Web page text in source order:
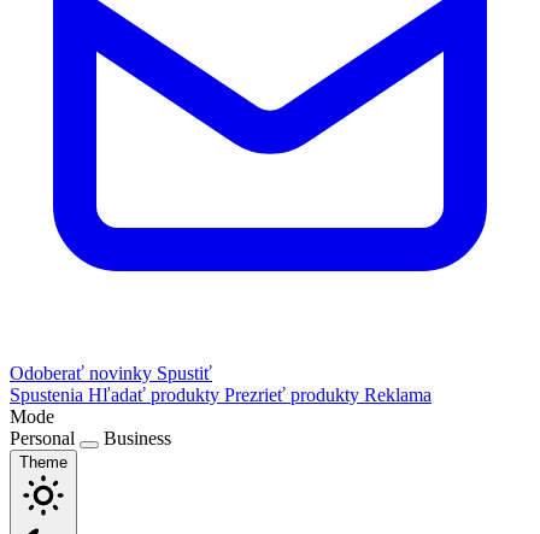
Odoberať novinky Spustiť
Spustenia Hľadať produkty Prezrieť produkty Reklama
Mode
Personal
Business
Theme